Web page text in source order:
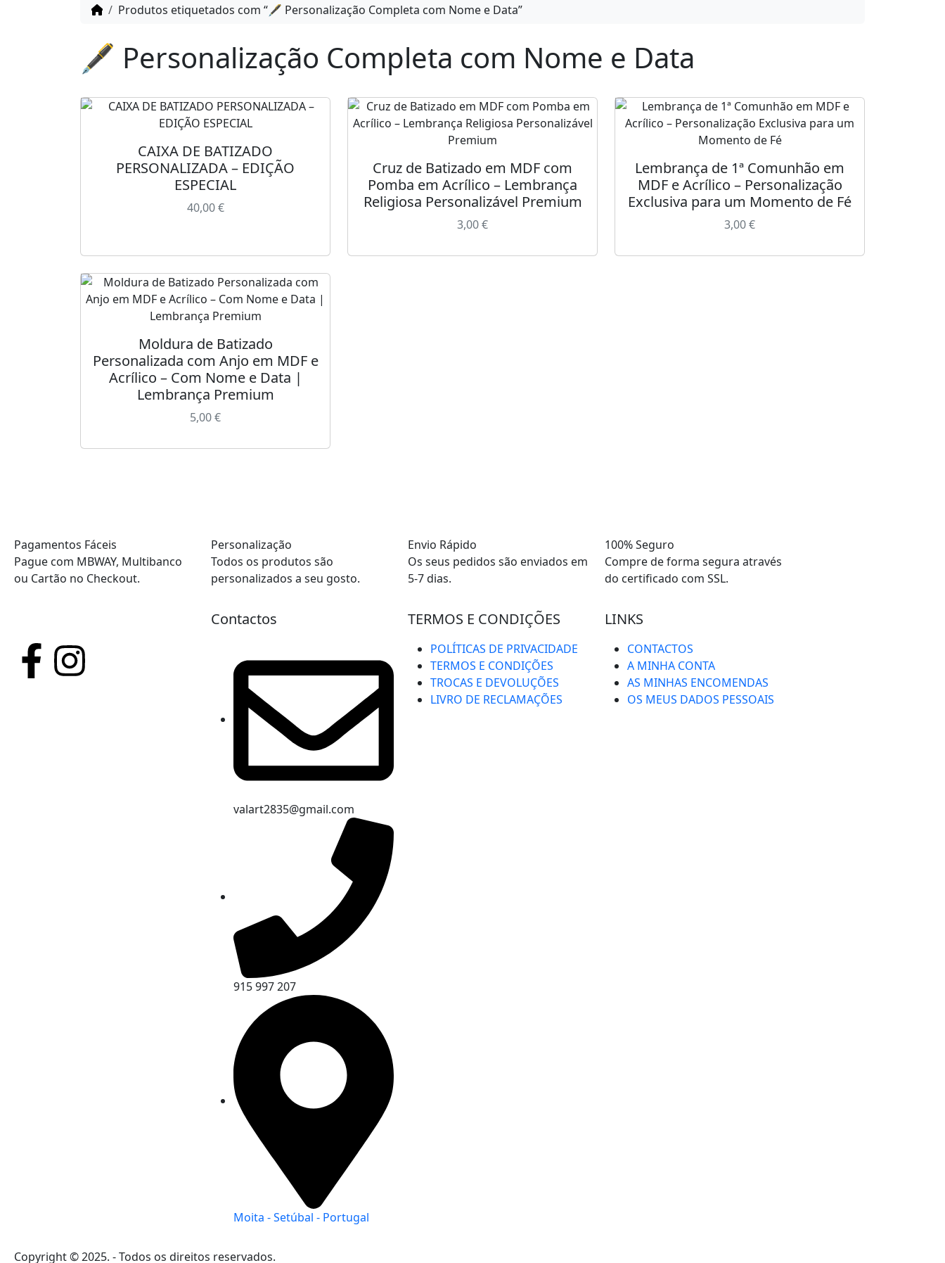
Produtos etiquetados com “🖋️ Personalização Completa com Nome e Data”
🖋️ Personalização Completa com Nome e Data
CAIXA DE BATIZADO
PERSONALIZADA – EDIÇÃO
ESPECIAL
40,00€
Cruz de Batizado em MDF com
Pomba em Acrílico – Lembrança
Religiosa Personalizável Premium
3,00€
Lembrança de 1ª Comunhão em
MDF e Acrílico – Personalização
Exclusiva para um Momento de Fé
3,00€
Moldura de Batizado
Personalizada com Anjo em MDF e
Acrílico – Com Nome e Data |
Lembrança Premium
5,00€
Pagamentos Fáceis
Pague com MBWAY, Multibanco
ou Cartão no Checkout.
Personalização
Todos os produtos são
personalizados a seu gosto.
Envio Rápido
Os seus pedidos são enviados em
5-7 dias.
100% Seguro
Compre de forma segura através
do certificado com SSL.
Contactos
valart2835@gmail.com
915 997 207
Moita - Setúbal - Portugal
TERMOS E CONDIÇÕES
POLÍTICAS DE PRIVACIDADE
TERMOS E CONDIÇÕES
TROCAS E DEVOLUÇÕES
LIVRO DE RECLAMAÇÕES
LINKS
CONTACTOS
A MINHA CONTA
AS MINHAS ENCOMENDAS
OS MEUS DADOS PESSOAIS
Copyright © 2025. - Todos os direitos reservados.